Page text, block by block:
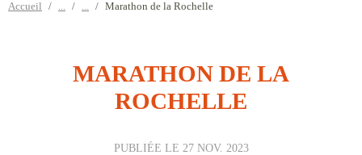
Accueil Marathon de la Rochelle
MARATHON DE LA
ROCHELLE
PUBLIÉE LE 27 NOV. 2023